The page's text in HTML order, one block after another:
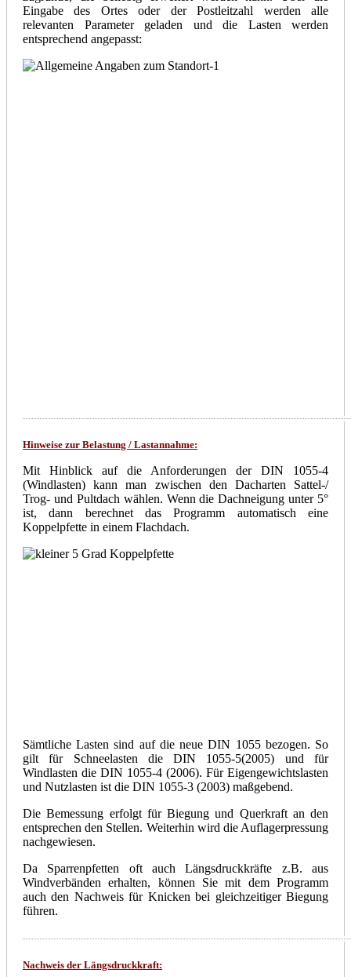
Eingabe des Ortes oder der Postleitzahl werden alle
relevanten Parameter geladen und die Lasten werden
entsprechend angepasst:
Hinweise zur Belastung / Lastannahme:
Mit Hinblick auf die Anforderungen der DIN 1055-4
(Windlasten) kann man zwischen den Dacharten Sattel-/
Trog- und Pultdach wählen. Wenn die Dachneigung unter 5°
ist, dann berechnet das Programm automatisch eine
Koppelpfette in einem Flachdach.
Sämtliche Lasten sind auf die neue DIN 1055 bezogen. So
gilt für Schneelasten die DIN 1055-5(2005) und für
Windlasten die DIN 1055-4 (2006). Für Eigengewichtslasten
und Nutzlasten ist die DIN 1055-3 (2003) maßgebend.
Die Bemessung erfolgt für Biegung und Querkraft an den
entsprechen den Stellen. Weiterhin wird die Auflagerpressung
nachgewiesen.
Da Sparrenpfetten oft auch Längsdruckkräfte z.B. aus
Windverbänden erhalten, können Sie mit dem Programm
auch den Nachweis für Knicken bei gleichzeitiger Biegung
führen.
Nachweis der Längsdruckkraft: